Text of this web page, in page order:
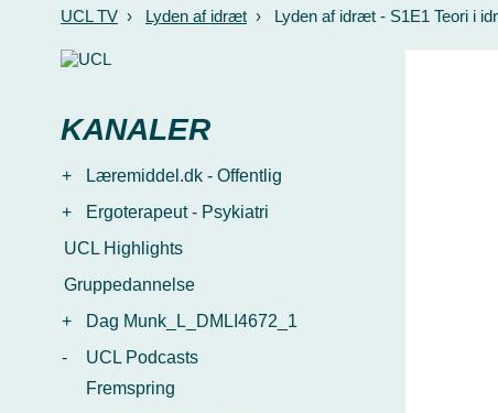
UCL TV › Lyden af idræt › Lyden af idræt - S1E1 Teori i
KANALER
+
Læremiddel.dk - Offentlig
+
Ergoterapeut - Psykiatri
UCL Highlights
Gruppedannelse
+
Dag Munk_L_DMLI4672_1
-
UCL Podcasts
Fremspring